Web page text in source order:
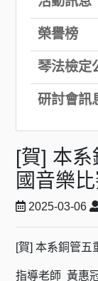
榮譽榜
琴法檢定
研討會訊
[賀] 本
國音樂
2025-03-06
[賀] 本系銅管
指導老師 黃惠